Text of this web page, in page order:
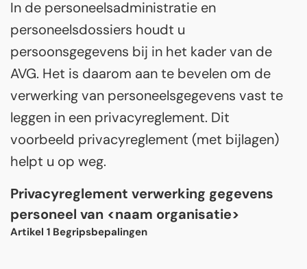
In de personeelsadministratie en
personeelsdossiers houdt u
persoonsgegevens bij in het kader van de
AVG. Het is daarom aan te bevelen om de
verwerking van personeelsgegevens vast te
leggen in een privacyreglement. Dit
voorbeeld privacyreglement (met bijlagen)
helpt u op weg.
Privacyreglement verwerking gegevens
personeel van <naam organisatie>
Artikel 1 Begripsbepalingen